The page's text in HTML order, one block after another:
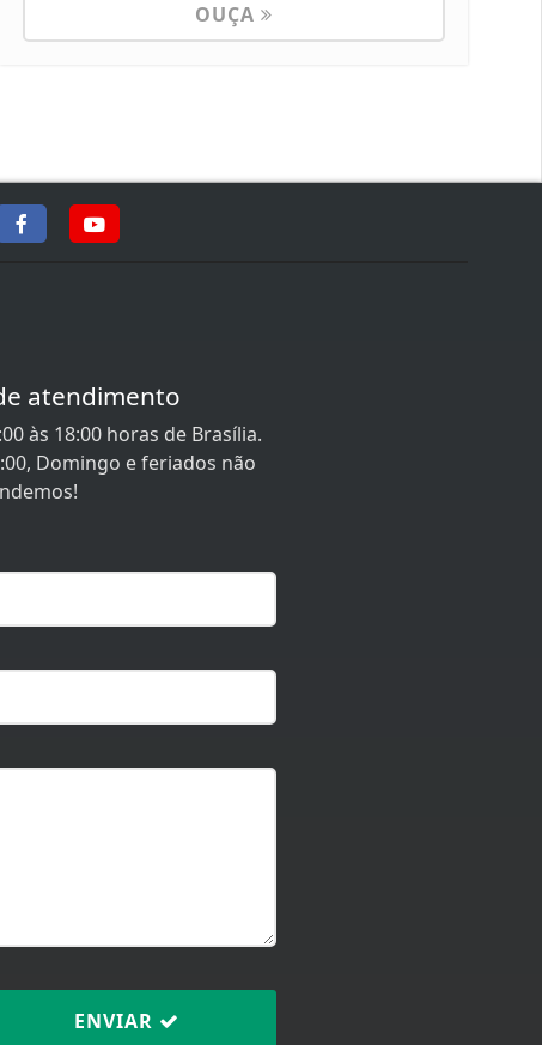
OUÇA
atendimento
às 18:00 horas de Brasília.
Domingo e feriados não
ENVIAR